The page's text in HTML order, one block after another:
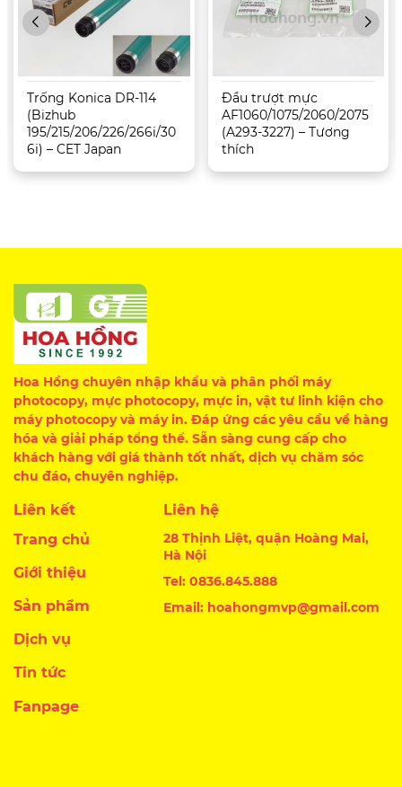
Trống Konica DR-114
(Bizhub
195/215/206/226/266i/30
6i) – CET Japan
Đầu trượt mực
AF1060/1075/2060/2075
(A293-3227) – Tương
thích
Hoa Hồng chuyên nhập khẩu và phân phối máy
photocopy, mực photocopy, mực in, vật tư linh kiện cho
máy photocopy và máy in. Đáp ứng các yêu cầu về hàng
hóa và giải pháp tổng thể. Sẵn sàng cung cấp cho
khách hàng với giá thành tốt nhất, dịch vụ chăm sóc
chu đáo, chuyên nghiệp.
Liên kết
Trang chủ
Giới thiệu
Sản phẩm
Dịch vụ
Tin tức
Liên hệ
28 Thịnh Liệt, quận Hoàng Mai,
Hà Nội
Tel: 0836.845.888
Email: hoahongmvp@gmail.com
Fanpage